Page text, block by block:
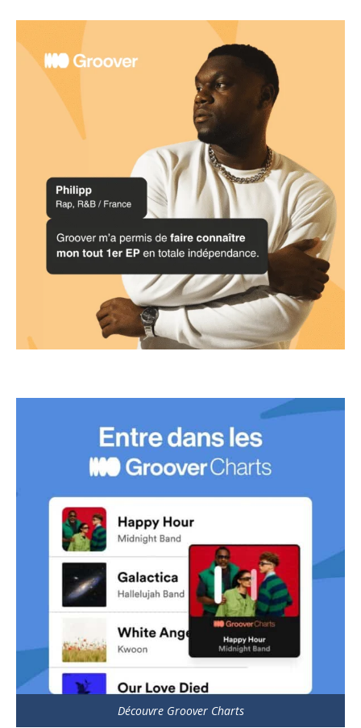
Découvre Groover Charts